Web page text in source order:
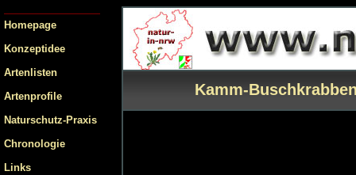
Homepage
Konzeptidee
Artenlisten
Artenprofile
Naturschutz-Praxis
Chronologie
Links
Kamm-